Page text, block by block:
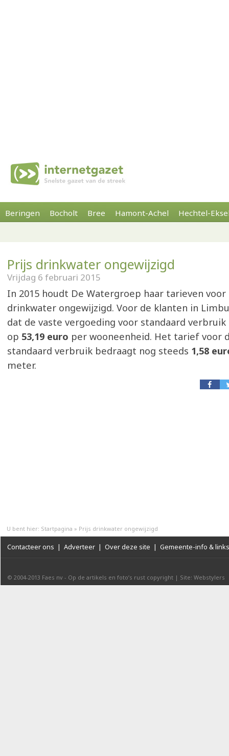
Beringen Bocholt Bree Hamont-Achel Hechtel-
Prijs drinkwater ongewijzigd
Vrijdag 6 februari 2015
In 2015 houdt De Watergroep haar tarieven voor
drinkwater ongewijzigd. Voor de klanten in
dat de vaste vergoeding voor standaard
op 53,19 euro per wooneenheid. Het tarief voor
standaard verbruik bedraagt nog steeds 1,58
meter.
U bent hier: Startpagina » Prijs drinkwater ongewijzigd
Contacteer ons | Adverteer | Over deze site | Gemeente-info & links
© 2004-2013 Faes nv - Op de artikels en foto’s rust copyright | Site: Webstylers